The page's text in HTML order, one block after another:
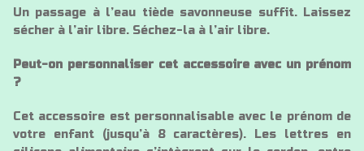
Un passage à l’eau tiède savonneuse suffit. Laissez
sécher à l’air libre. Séchez-la à l’air libre.
Peut-on personnaliser cet accessoire avec un prénom
?
Cet accessoire est personnalisable avec le prénom de
votre enfant (jusqu’à 8 caractères). Les lettres en